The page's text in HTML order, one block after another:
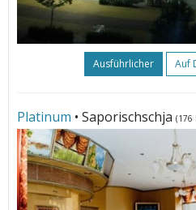
Ausführlicher Auf
Platinum • Saporischschja (176